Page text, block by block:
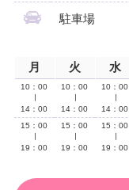
駐車場
月 火 水
10：00
14：00
10：00
14：00
10：00
14：00
15：00
19：00
15：00
19：00
15：00
19：00